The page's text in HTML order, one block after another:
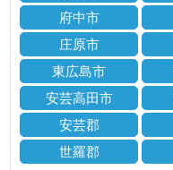
府中市
庄原市
東広島市
安芸高田市
安芸郡
世羅郡